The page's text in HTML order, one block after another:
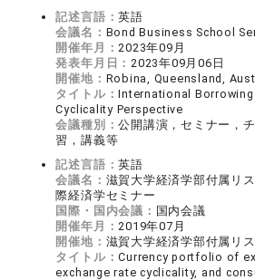
記述言語：英語
会議名： Bond Business School
開催年月：2023年09月
発表年月日：2023年09月06日
開催地： Robina, Queensland,
タイトル：International Borrowing
Cyclicality Perspective
会議種別：公開講演，セミナー，
習，講義等
記述言語：英語
会議名： 滋賀大学経済学部付属リ
際経済学セミナー
国際・国内会議： 国内会議
開催年月：2019年07月
開催地： 滋賀大学経済学部付属リ
タイトル：Currency portfolio of
exchange rate cyclicality, and